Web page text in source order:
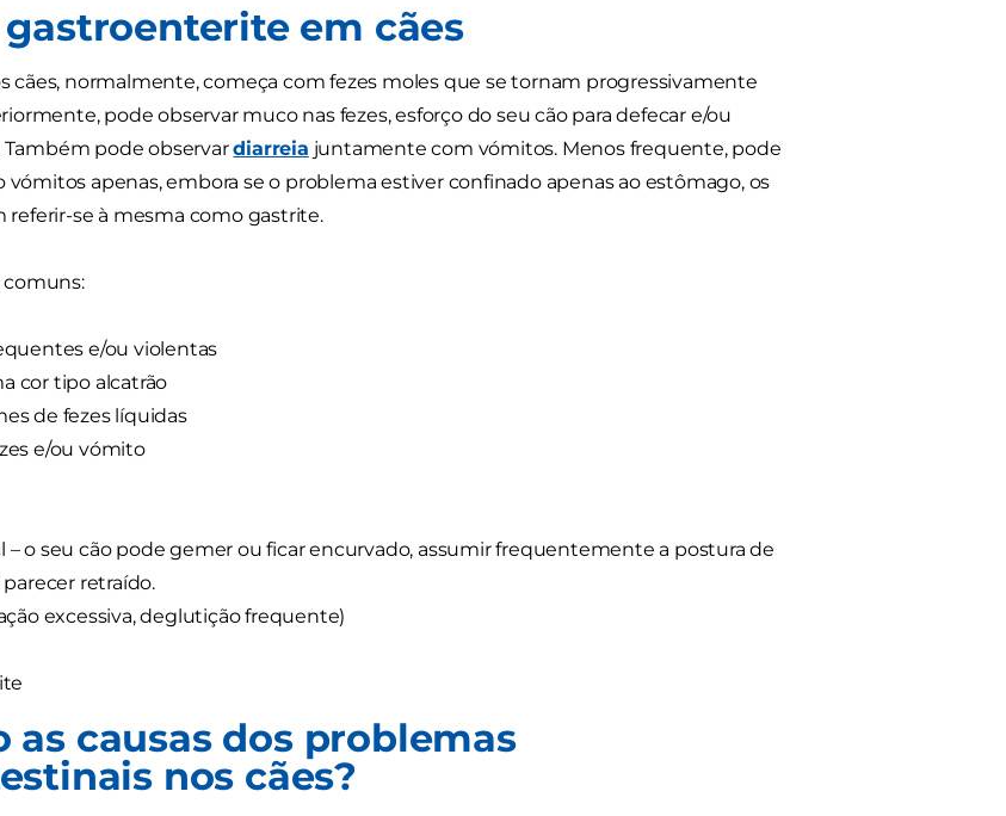
gastroenterite em cães
cães, normalmente, começa com fezes moles que se tornam progressivamente
pode observar muco nas fezes, esforço do seu cão para defecar e/ou
Também pode observardiarreia juntamente com vómitos. Menos frequente, pode
vómitos apenas, embora se o problema estiver confinado apenas ao estômago, os
referir-se à mesma como gastrite.
comuns:
e/ou violentas
cor tipo alcatrão
de fezes líquidas
e/ou vómito
– o seu cão pode gemer ou ficar encurvado, assumir frequentemente a postura de
retraído.
excessiva, deglutição frequente)
as causas dos problemas
nos cães?